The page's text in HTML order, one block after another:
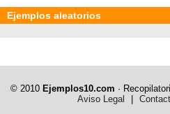
Ejemplos aleatorios
© 2010 Ejemplos10.com ·
Aviso Legal